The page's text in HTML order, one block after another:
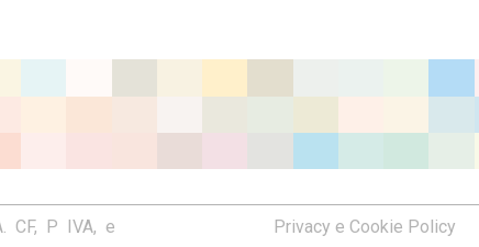
CF, P IVA, e
Privacy e Cookie Policy